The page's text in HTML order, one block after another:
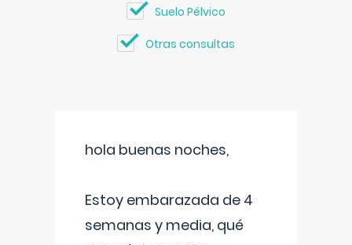
Suelo Pélvico
Otras consultas
hola buenas noches,
Estoy embarazada de 4
semanas y media, qué